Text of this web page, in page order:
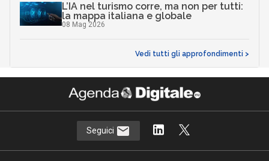
L’IA nel turismo corre, ma non per tutti:
la mappa italiana e globale
08 Mag 2026
Vedi tutti gli approfondimenti >
Seguici